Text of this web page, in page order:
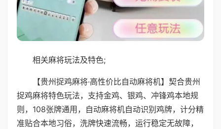
相关麻将玩法及特色;
【贵州捉鸡麻将·高性价比自动麻将机】契合贵州
捉鸡麻将特色玩法，支持金鸡、银鸡、冲锋鸡本地规
则，108张牌通用，自动麻将机自动识别鸡牌，计分精
准贴合本地习俗，洗牌快速流畅，运行稳定无故障，